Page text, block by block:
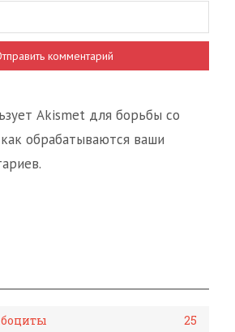
Akismet для борьбы со
обрабатываются ваши
25